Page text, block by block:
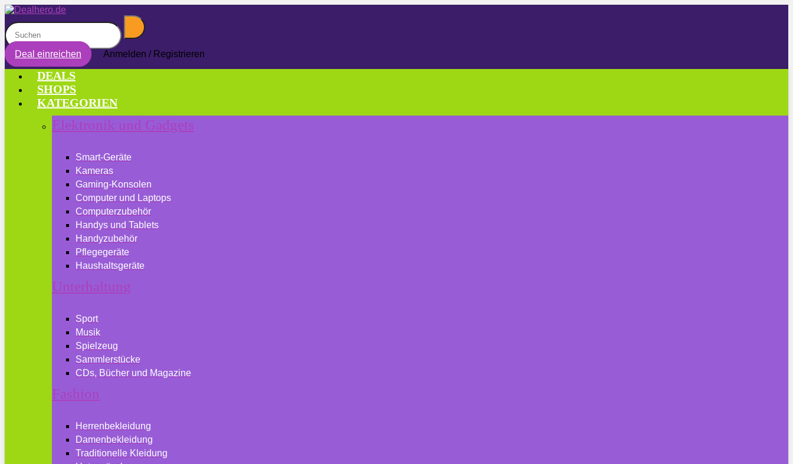
Deal einreichen Anmelden / Registrieren
DEALS
SHOPS
KATEGORIEN
Elektronik und Gadgets
Smart-Geräte
Kameras
Gaming-Konsolen
Computer und Laptops
Computerzubehör
Handys und Tablets
Handyzubehör
Pflegegeräte
Haushaltsgeräte
Unterhaltung
Sport
Musik
Spielzeug
Sammlerstücke
CDs, Bücher und Magazine
Fashion
Herrenbekleidung
Damenbekleidung
Traditionelle Kleidung